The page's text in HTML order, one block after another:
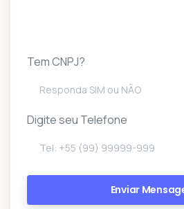
Tem CNPJ?
Digite seu Telefone